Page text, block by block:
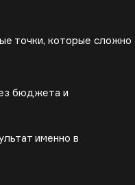
точки, которые сложно
бюджета и
именно в